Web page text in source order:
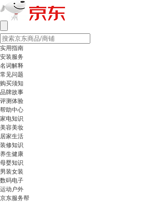
实用指南
安装服务
名词解释
常见问题
购买须知
品牌故事
评测体验
帮助中心
家电知识
美容美妆
居家生活
装修知识
养生健康
母婴知识
男装女装
数码电子
运动户外
京东服务帮